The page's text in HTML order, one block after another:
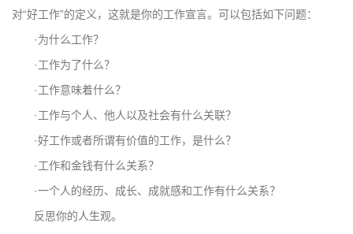
对“好工作”的定义，这就是你的工作宣言。可以包括如下问题：
·为什么工作？
·工作为了什么？
·工作意味着什么？
·工作与个人、他人以及社会有什么关联？
·好工作或者所谓有价值的工作，是什么？
·工作和金钱有什么关系？
·一个人的经历、成长、成就感和工作有什么关系？
反思你的人生观。